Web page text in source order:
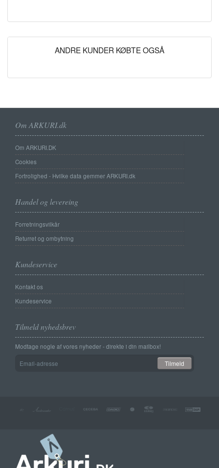
ANDRE KUNDER KØBTE OGSÅ
Om ARKURI.dk
Om ARKURI.DK
Cookies
Fortrolighed - Hvilke data gemmer ARKURI.dk
Handel og levereing
Forretningsvilkår
Returret og ombytning
Kundeservice
Kontakt os
Kundeservice
Tilmeld nyhedsbrev
Modtage nogle af vores nyheder - direkte i din mailbox!
adresse
Tilmeld